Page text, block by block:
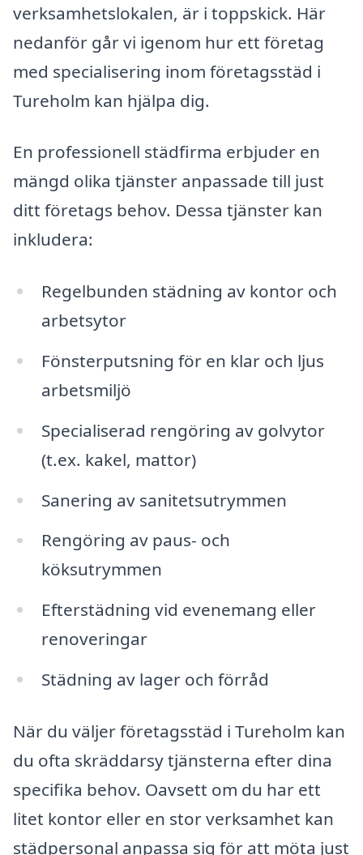
verksamhetslokalen, är i toppskick. Här
nedanför går vi igenom hur ett företag
med specialisering inom företagsstäd i
Tureholm kan hjälpa dig.
En professionell städfirma erbjuder en
mängd olika tjänster anpassade till just
ditt företags behov. Dessa tjänster kan
inkludera:
Regelbunden städning av kontor och
arbetsytor
Fönsterputsning för en klar och ljus
arbetsmiljö
Specialiserad rengöring av golvytor
(t.ex. kakel, mattor)
Sanering av sanitetsutrymmen
Rengöring av paus- och
köksutrymmen
Efterstädning vid evenemang eller
renoveringar
Städning av lager och förråd
När du väljer företagsstäd i Tureholm kan
du ofta skräddarsy tjänsterna efter dina
specifika behov. Oavsett om du har ett
litet kontor eller en stor verksamhet kan
städpersonal anpassa sig för att möta just